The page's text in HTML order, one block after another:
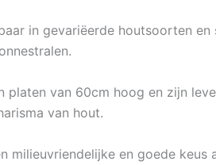
in gevariëerde houtsoorten en
platen van 60cm hoog en zijn
van hout.
milieuvriendelijke en goede keus